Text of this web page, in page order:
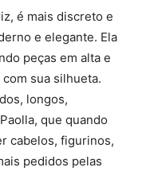
é mais discreto e
e elegante. Ela
peças em alta e
sua silhueta.
longos,
que quando
cabelos, figurinos,
pedidos pelas